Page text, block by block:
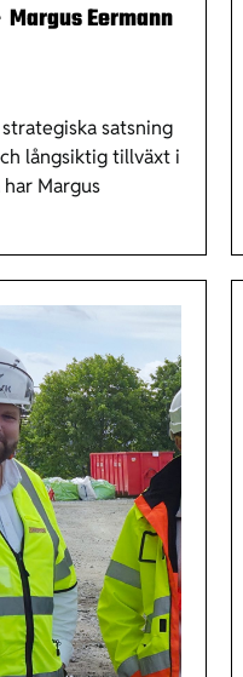
Eermann
satsning
långsiktig tillväxt i
Margus